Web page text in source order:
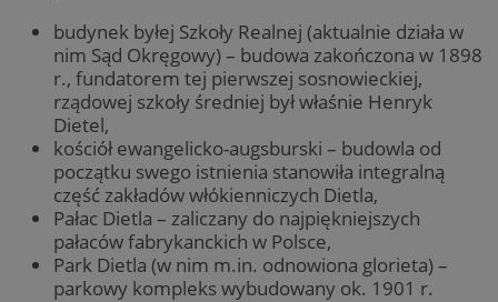
budynek byłej Szkoły Realnej (aktualnie działa w
nim Sąd Okręgowy) – budowa zakończona w 1898
r., fundatorem tej pierwszej sosnowieckiej,
rządowej szkoły średniej był właśnie Henryk
Dietel,
kościół ewangelicko-augsburski – budowla od
początku swego istnienia stanowiła integralną
część zakładów włókienniczych Dietla,
Pałac Dietla – zaliczany do najpiękniejszych
pałaców fabrykanckich w Polsce,
Park Dietla (w nim m.in. odnowiona glorieta) –
parkowy kompleks wybudowany ok. 1901 r.